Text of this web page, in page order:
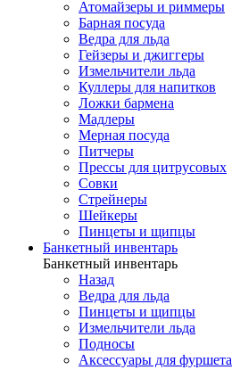
Атомайзеры и риммеры
Барная посуда
Ведра для льда
Гейзеры и джиггеры
Измельчители льда
Куллеры для напитков
Ложки бармена
Мадлеры
Мерная посуда
Питчеры
Прессы для цитрусовых
Совки
Стрейнеры
Шейкеры
Пинцеты и щипцы
Банкетный инвентарь
Банкетный инвентарь
Назад
Ведра для льда
Пинцеты и щипцы
Измельчители льда
Подносы
Аксессуары для фуршета